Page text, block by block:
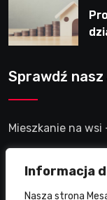
Informacja
Nasza strona
Sprawdź
Mieszkanie na
Mieszkanie w